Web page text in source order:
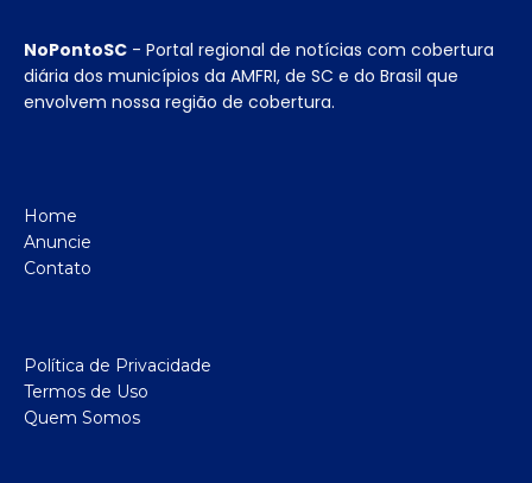
NoPontoSC - Portal regional de notícias com cobertura
diária dos municípios da AMFRI, de SC e do Brasil que
envolvem nossa região de cobertura.
Home
Anuncie
Contato
Política de Privacidade
Termos de Uso
Quem Somos